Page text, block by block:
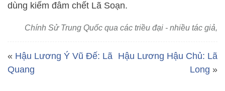
dùng kiếm đâm chết Lã Soạn.
Chính Sử Trung Quốc qua các triều đại - nhiều tác giả,
« Hậu Lương Ý Vũ Đế: Lã
Quang
Hậu Lương Hậu Chủ: Lã
Long »